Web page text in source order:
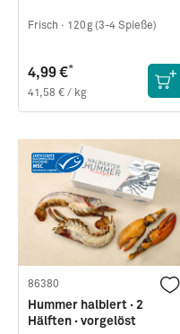
Frisch · 120g (3-4 Spieße)
4,99 €*
41,58 € / kg
86380
Hummer halbiert · 2
Hälften · vorgelöst